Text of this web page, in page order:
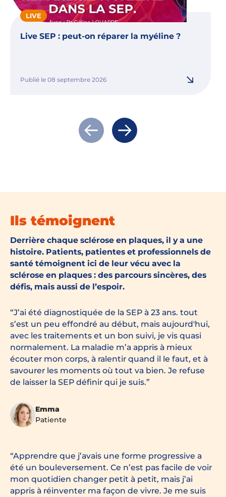
LIVE
Live SEP : peut-on réparer la myéline ?
Publié le 08 septembre 2026
Actualité précédente
Actualité suivante
Ils témoignent
Derrière chaque sclérose en plaques, il y a une
histoire. Patients, patientes et professionnels de
santé témoignent ici de leur vécu avec la
sclérose en plaques : des parcours sincères, des
défis, mais aussi de l’espoir.
J’ai été diagnostiquée de la SEP à 23 ans. tout
s’est un peu effondré au début, mais aujourd'hui,
avec les traitements et un bon suivi, je vis quasi
normalement. La maladie m’a appris à mieux
écouter mon corps, à ralentir quand il le faut, et à
savourer les moments où tout va bien. Je refuse
de laisser la SEP définir qui je suis.
Emma
Patiente
Apprendre que j’avais une forme progressive a
été un bouleversement. Ce n’est pas facile de voir
mon quotidien changer petit à petit, mais j’ai
appris à réinventer ma façon de vivre. Je me suis